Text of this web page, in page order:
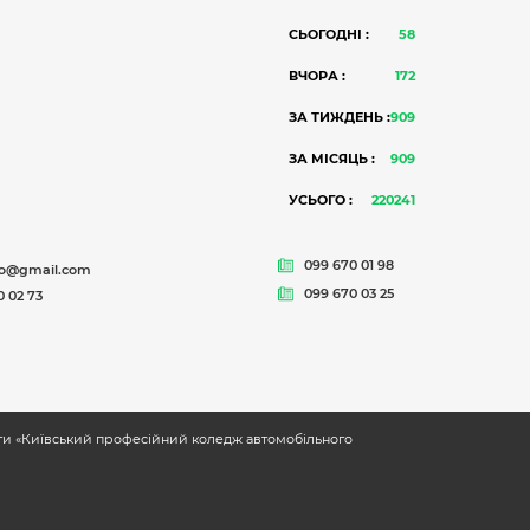
02 73
СЬОГОДНІ : 58
ВЧОРА : 172
ЗА ТИЖДЕНЬ :909
ЗА МІСЯЦЬ : 909
УСЬОГО : 220241
099 670 01 98
099 670 03 25
«Київський професійний коледж автомобільного